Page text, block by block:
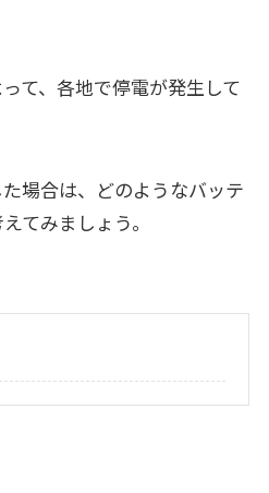
て、各地で停電が発生して
場合は、どのようなバッテ
てみましょう。